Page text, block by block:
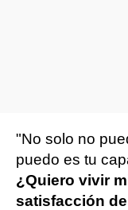
"No solo no
puedo es tu
¿Quiero vivir
satisfacción